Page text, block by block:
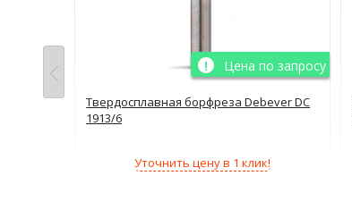
DC
Цена по запросу
Твердосплавная борфреза Debever DC
1913/6
Уточнить цену в 1 клик!